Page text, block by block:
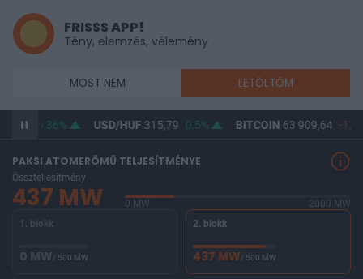
FRISSS APP!
Tény, elemzés, vélemény
MOST NEM LETÖLTÖM
0,36% USD/HUF315,79 0,5% BITCOIN63 909,64 -
PAKSI ATOMERŐMŰ TELJESÍTMÉNYE
Összteljesítmény
437 MW 0 MW
2000 MW
1. blokk
0 MW/ 500 MW
2. blokk
437 MW/ 500 MW